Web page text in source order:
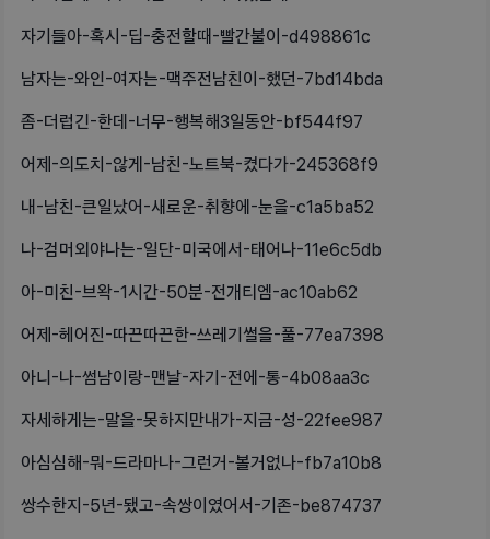
자기들아-혹시-딥-충전할때-빨간불이-d498861c
남자는-와인-여자는-맥주전남친이-했던-7bd14bda
좀-더럽긴-한데-너무-행복해3일동안-bf544f97
어제-의도치-않게-남친-노트북-켰다가-245368f9
내-남친-큰일났어-새로운-취향에-눈을-c1a5ba52
나-검머외야나는-일단-미국에서-태어나-11e6c5db
아-미친-브왁-1시간-50분-전개티엠-ac10ab62
어제-헤어진-따끈따끈한-쓰레기썰을-풀-77ea7398
아니-나-썸남이랑-맨날-자기-전에-통-4b08aa3c
자세하게는-말을-못하지만내가-지금-성-22fee987
아심심해-뭐-드라마나-그런거-볼거없나-fb7a10b8
쌍수한지-5년-됐고-속쌍이였어서-기존-be874737